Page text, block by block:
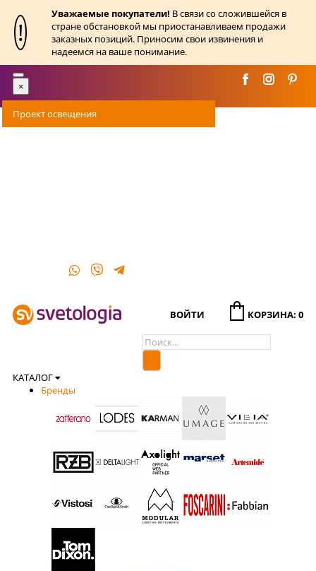
!
Уважаемые покупатели! В связи со сложившейся в
стране обстановкой мы приостанавливаем продажи
заказных позиций. Приносим свои извинения и
надеемся на ваше понимание.
Toggle
navigation
×
Проект освещения
ВОЙТИ КОРЗИНА: 0
КАТАЛОГ
Бренды